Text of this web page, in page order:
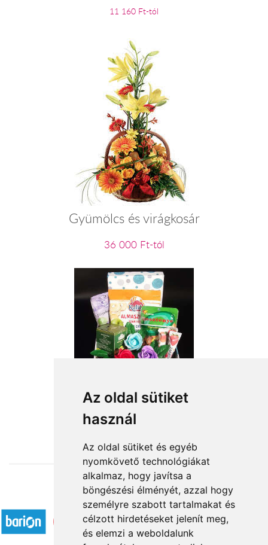
Az oldal sütiket
használ
Az oldal sütiket és egyéb
nyomkövető technológiákat
alkalmaz, hogy javítsa a
böngészési élményét, azzal hogy
személyre szabott tartalmakat és
célzott hirdetéseket jelenít meg,
és elemzi a weboldalunk
11 160 Ft-tól
Gyümölcs és virágkosár
36 000 Ft-tól
VEGA ajándék csomag
14 000 Ft-tól
Elfogadott fizetési módok